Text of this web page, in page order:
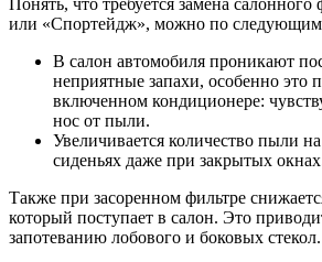
Понять, что требуется замена
или «Спортейдж», можно по следующим
В салон автомобиля проникают
неприятные запахи, особенно это
включенном кондиционере:
нос от пыли.
Увеличивается количество пыли
сиденьях даже при закрытых
Также при засоренном фильтре
который поступает в салон. Это
запотеванию лобового и боковых стекол.